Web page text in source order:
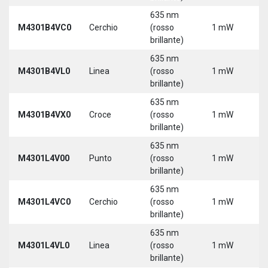
M4301B4VC0 Cerchio
635 nm
(rosso
brillante)
1 mW
M4301B4VL0 Linea
635 nm
(rosso
brillante)
1 mW
M4301B4VX0 Croce
635 nm
(rosso
brillante)
1 mW
M4301L4V00 Punto
635 nm
(rosso
brillante)
1 mW
M4301L4VC0 Cerchio
635 nm
(rosso
brillante)
1 mW
M4301L4VL0 Linea
635 nm
(rosso
brillante)
1 mW